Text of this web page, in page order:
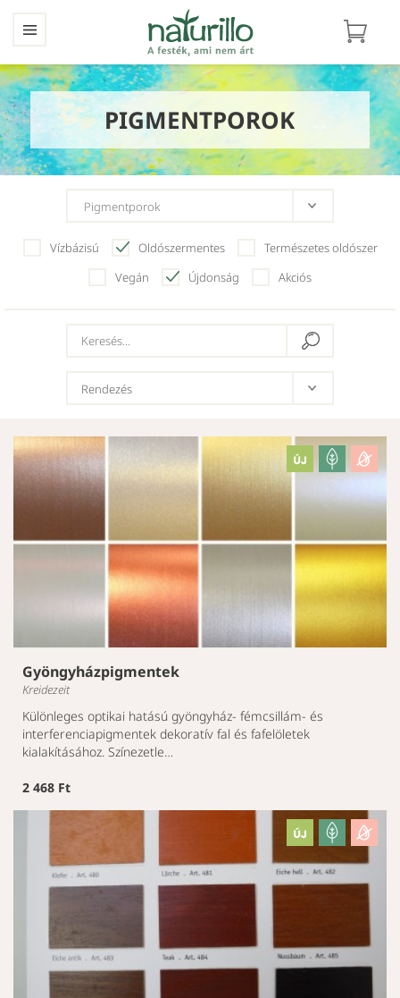
PIGMENTPOROK
Vízbázisú Oldószermentes
Természetes oldószer
Vegán
Újdonság Akciós
Gyöngyházpigmentek
Kreidezeit
Különleges optikai hatású gyöngyház- fémcsillám- és
interferenciapigmentek dekoratív fal és fafelöletek
kialakításához. Színezetle…
2 468 Ft